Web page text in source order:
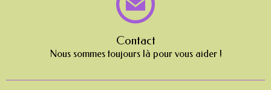
Contact
Nous sommes toujours là pour vous aider !